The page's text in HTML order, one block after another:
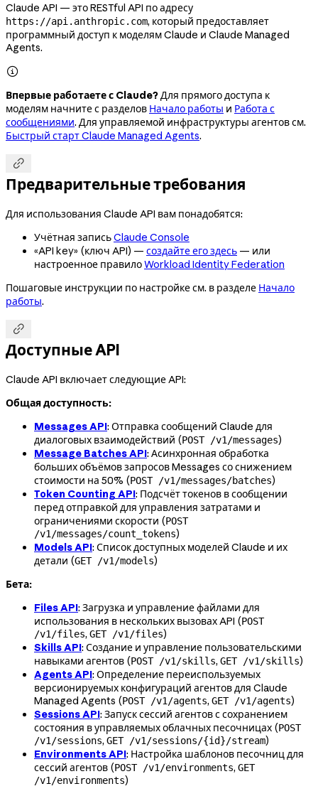
Claude API — это RESTful API по адресу
https://api.anthropic.com, который предоставляет
программный доступ к моделям Claude и Claude Managed
Agents.

Впервые работаете с Claude?Для прямого доступа к
моделям начните с разделов Начало работы и Работа с
сообщениями. Для управляемой инфраструктуры агентов см.
Быстрый старт Claude Managed Agents.

Предварительные требования
Для использования Claude API вам понадобятся:
Учётная записьClaude Console
«API key» (ключ API) — создайте его здесь — или
настроенное правилоWorkload Identity Federation
Пошаговые инструкции по настройке см. в разделе Начало
работы.

Доступные API
Claude API включает следующие API:
Общая доступность:
Messages API: Отправка сообщений Claude для
диалоговых взаимодействий (POST /v1/messages)
Message Batches API: Асинхронная обработка
больших объёмов запросов Messages со снижением
стоимости на 50% (POST /v1/messages/batches)
Token Counting API: Подсчёт токенов в сообщении
перед отправкой для управления затратами и
ограничениями скорости (POST
/v1/messages/count_tokens)
Models API: Список доступных моделей Claude и их
детали (GET /v1/models)
Бета:
Files API: Загрузка и управление файлами для
использования в нескольких вызовах API (POST
/v1/files, GET /v1/files)
Skills API: Создание и управление пользовательскими
навыками агентов (POST /v1/skills, GET /v1/skills)
Agents API: Определение переиспользуемых
версионируемых конфигураций агентов для Claude
Managed Agents (POST /v1/agents, GET /v1/agents)
Sessions API: Запуск сессий агентов с сохранением
состояния в управляемых облачных песочницах (POST
/v1/sessions, GET /v1/sessions/{id}/stream)
Environments API: Настройка шаблонов песочниц для
сессий агентов (POST /v1/environments, GET
/v1/environments)